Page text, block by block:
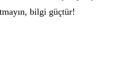
bilgi güçtür!